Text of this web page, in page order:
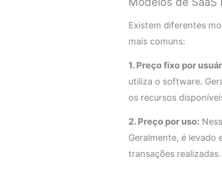
Existem diferentes
mais comuns:
1. Preço fixo por
utiliza o software.
os recursos
2. Preço por uso:
Geralmente, é levado
transações realizadas.